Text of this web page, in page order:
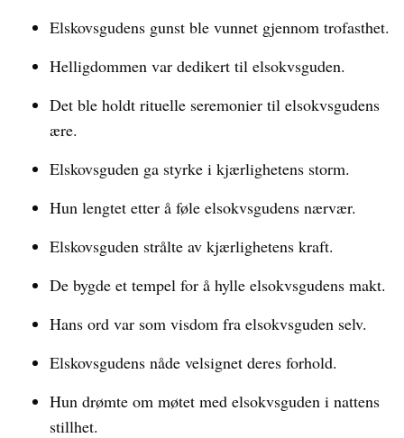
Elskovsgudens gunst ble vunnet gjennom trofasthet.
Helligdommen var dedikert til elsokvsguden.
Det ble holdt rituelle seremonier til elsokvsgudens
ære.
Elskovsguden ga styrke i kjærlighetens storm.
Hun lengtet etter å føle elsokvsgudens nærvær.
Elskovsguden strålte av kjærlighetens kraft.
De bygde et tempel for å hylle elsokvsgudens makt.
Hans ord var som visdom fra elsokvsguden selv.
Elskovsgudens nåde velsignet deres forhold.
Hun drømte om møtet med elsokvsguden i nattens
stillhet.